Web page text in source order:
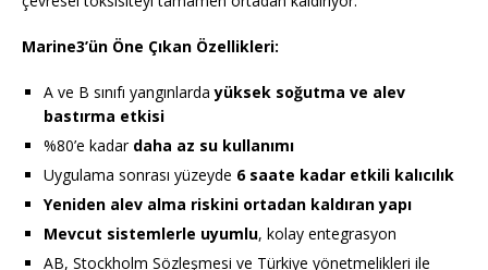
Marine3’ün Öne Çıkan Özellikleri:
A ve B sınıfı yangınlardayüksek soğutma ve alev
bastırma etkisi
%80’e kadar daha az su kullanımı
Uygulama sonrası yüzeyde 6 saate kadar etkili kalıcılık
Yeniden alev alma riskini ortadan kaldıran yapı
Mevcut sistemlerle uyumlu, kolay entegrasyon
AB, Stockholm Sözleşmesi ve Türkiye yönetmelikleri ile